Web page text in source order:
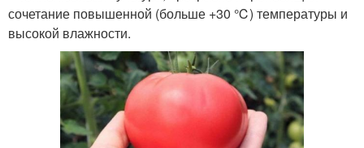
сочетание повышенной (больше +30 ℃) температуры и
высокой влажности.